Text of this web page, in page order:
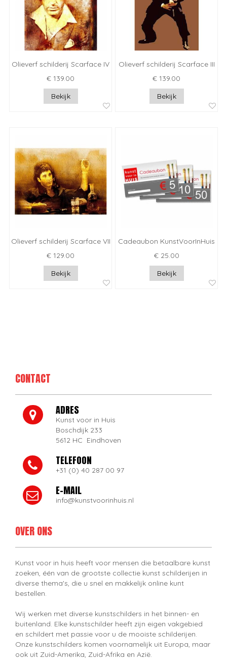
Olieverf schilderij Scarface IV
€ 139.00
Bekijk
Olieverf schilderij Scarface III
€ 139.00
Bekijk
Olieverf schilderij Scarface VII
€ 129.00
Bekijk
Cadeaubon KunstVoorInHuis
€ 25.00
Bekijk
CONTACT
ADRES
Kunst voor in Huis
Boschdijk 233
5612 HC Eindhoven
TELEFOON
+31 (0) 40 287 00 97
E-MAIL
info@kunstvoorinhuis.nl
OVER ONS
Kunst voor in huis heeft voor mensen die betaalbare kunst
zoeken, één van de grootste collectie kunst schilderijen in
diverse thema's, die u snel en makkelijk online kunt
bestellen.
Wij werken met diverse kunstschilders in het binnen- en
buitenland. Elke kunstschilder heeft zijn eigen vakgebied
en schildert met passie voor u de mooiste schilderijen.
Onze kunstschilders komen voornamelijk uit Europa, maar
ook uit Zuid-Amerika, Zuid-Afrika en Azië.